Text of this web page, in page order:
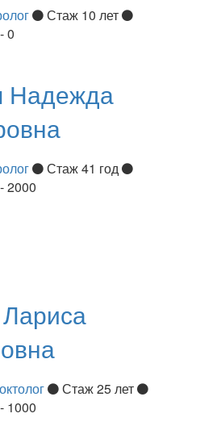
Стаж 10 лет
0
Надежда
Стаж 41 год
2000
Лариса
Стаж 25 лет
1000